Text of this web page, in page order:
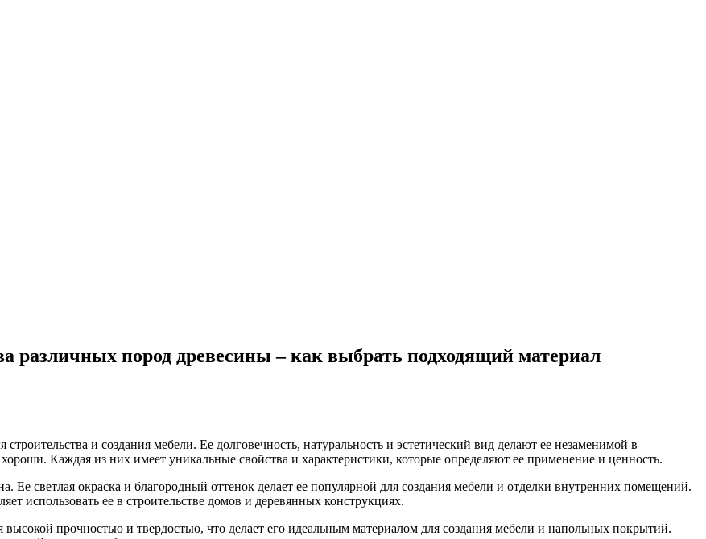
различных пород древесины – как выбрать подходящий материал
и создания мебели. Ее долговечность, натуральность и эстетический вид делают ее незаменимой в
Каждая из них имеет уникальные свойства и характеристики, которые определяют ее применение и ценность.
Ее светлая окраска и благородный оттенок делает ее популярной для создания мебели и отделки внутренних помещений.
использовать ее в строительстве домов и деревянных конструкциях.
прочностью и твердостью, что делает его идеальным материалом для создания мебели и напольных покрытий.